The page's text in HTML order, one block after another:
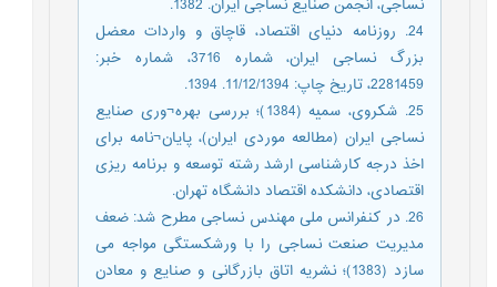
نساجی، انجمن صنایع نساجی ایران. 1382.
24. روزنامه دنیای اقتصاد، قاچاق و واردات معضل
بزرگ نساجی ایران، شماره 3716، شماره خبر:
2281459، تاریخ چاپ: 11/12/1394. 1394.
25. شکروی، سمیه (1384)؛ بررسی بهره¬وری صنایع
نساجی ایران (مطالعه موردی ایران)، پایان¬نامه برای
اخذ درجه کارشناسی ارشد رشته توسعه و برنامه ریزی
اقتصادی، دانشکده اقتصاد دانشگاه تهران.
26. در کنفرانس ملی مهندس نساجی مطرح شد: ضعف
مدیریت صنعت نساجی را با ورشکستگی مواجه می
سازد (1383)؛ نشریه اتاق بازرگانی و صنایع و معادن